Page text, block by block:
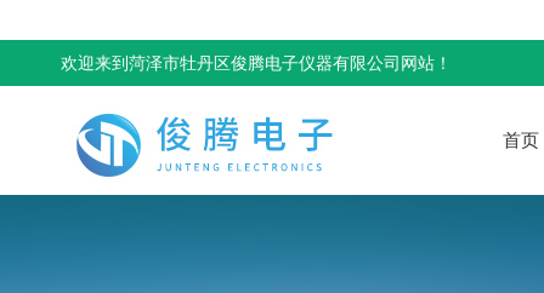
欢迎来到菏泽市牡丹区俊腾电子仪器有限公司网站！
首页